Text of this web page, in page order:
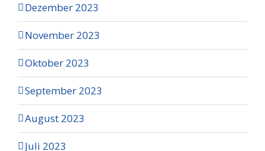
Dezember 2023
November 2023
Oktober 2023
September 2023
August 2023
Juli 2023